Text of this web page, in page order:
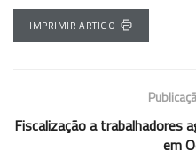
IMPRIMIR ARTIGO
Fiscalização a trabalhadores
em